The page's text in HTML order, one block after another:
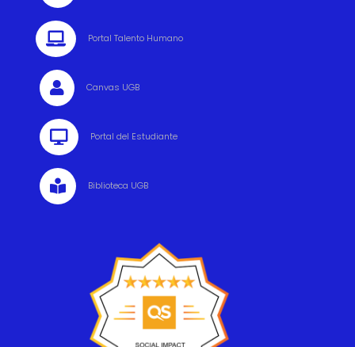
 Portal Talento Humano
 Canvas UGB
 Portal del Estudiante
 Biblioteca UGB